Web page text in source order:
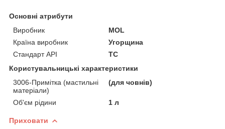
Основні атрибути
Виробник
MOL
Країна виробник
Угорщина
Стандарт API
TC
Користувальницькі характеристики
3006-Примітка (мастильні
матеріали)
(для човнів)
Об'єм рідини 1 л
Приховати